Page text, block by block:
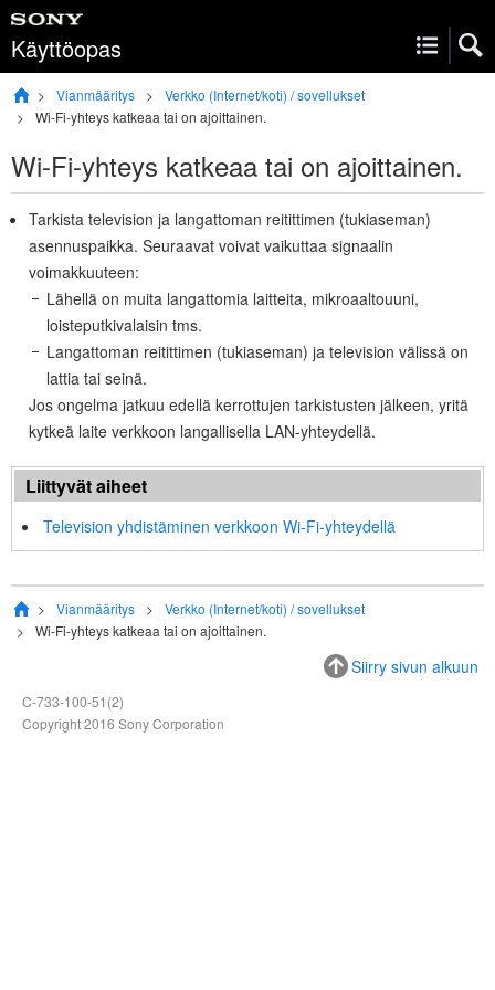
Käyttöopas
Vianmääritys
Verkko (Internet/koti) / sovellukset
Wi-Fi-yhteys katkeaa tai on ajoittainen.
Wi-Fi-yhteys katkeaa tai on ajoittainen.
Tarkista television ja langattoman reitittimen (tukiaseman)
asennuspaikka. Seuraavat voivat vaikuttaa signaalin
voimakkuuteen:
Lähellä on muita langattomia laitteita, mikroaaltouuni,
loisteputkivalaisin tms.
Langattoman reitittimen (tukiaseman) ja television välissä on
lattia tai seinä.
Jos ongelma jatkuu edellä kerrottujen tarkistusten jälkeen, yritä
kytkeä laite verkkoon langallisella LAN-yhteydellä.
Liittyvät aiheet
Television yhdistäminen verkkoon Wi-Fi-yhteydellä
Vianmääritys
Verkko (Internet/koti) / sovellukset
Wi-Fi-yhteys katkeaa tai on ajoittainen.
Siirry sivun alkuun
C-733-100-51(2)
Copyright 2016 Sony Corporation